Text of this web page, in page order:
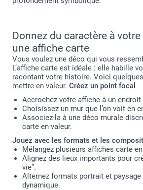
Donnez du caractère à
une affiche carte
Vous voulez une déco qui vous
L’affiche carte est idéale : elle habille
racontant votre histoire. Voici
mettre en valeur. Créez un point focal
Accrochez votre affiche à un endroit
Choisissez un mur que l’on voit en
Associez-la à une déco murale
carte en valeur.
Jouez avec les formats et les
Mélangez plusieurs affiches carte
Alignez des lieux importants pour
vie”.
Alternez formats portrait et
dynamique.